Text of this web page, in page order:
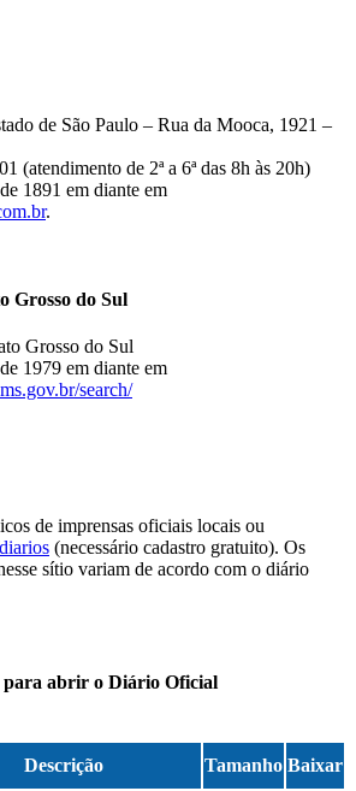
de São Paulo – Rua da Mooca, 1921 –
(atendimento de 2ª a 6ª das 8h às 20h)
1891 em diante em
.
Grosso do Sul
Grosso do Sul
1979 em diante em
search/
de imprensas oficiais locais ou
(necessário cadastro gratuito). Os
sítio variam de acordo com o diário
para abrir o Diário Oficial
Descrição Tamanho Baixar